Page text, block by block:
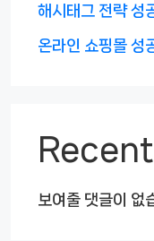
해시태그 전략 성
온라인 쇼핑몰 성
보여줄 댓글이 없